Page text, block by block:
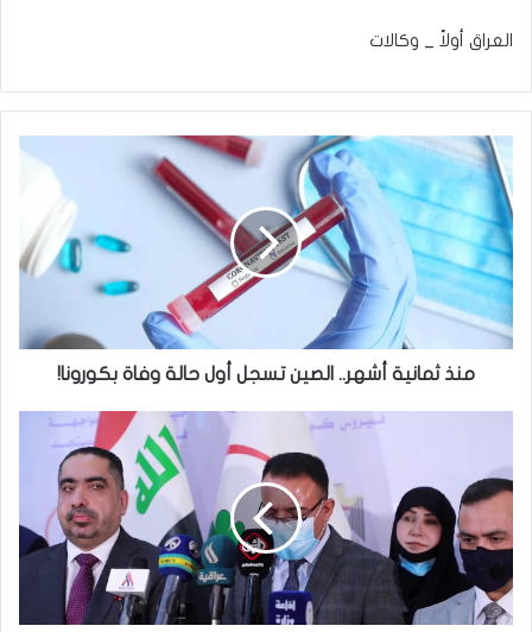
العراق أولاً _ وكالات
منذ
ثمانية
أشهر..
الصين
تسجل
أول
حالة
وفاة
منذ ثمانية أشهر.. الصين تسجل أول حالة وفاة بكورونا!
حقق
جيدة
على
فيروس
كورونا